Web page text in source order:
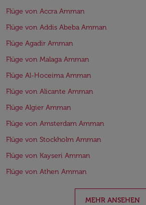
Flüge von Accra Amman
Flüge von Addis Abeba Amman
Flüge Agadir Amman
Flüge von Malaga Amman
Flüge Al-Hoceima Amman
Flüge von Alicante Amman
Flüge Algier Amman
Flüge von Amsterdam Amman
Flüge von Stockholm Amman
Flüge von Kayseri Amman
Flüge von Athen Amman
MEHR ANSEHEN